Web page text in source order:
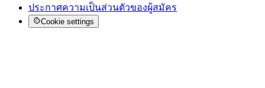
ประกาศความเป็นส่วนตัวของผู้สมัคร
Cookie settings